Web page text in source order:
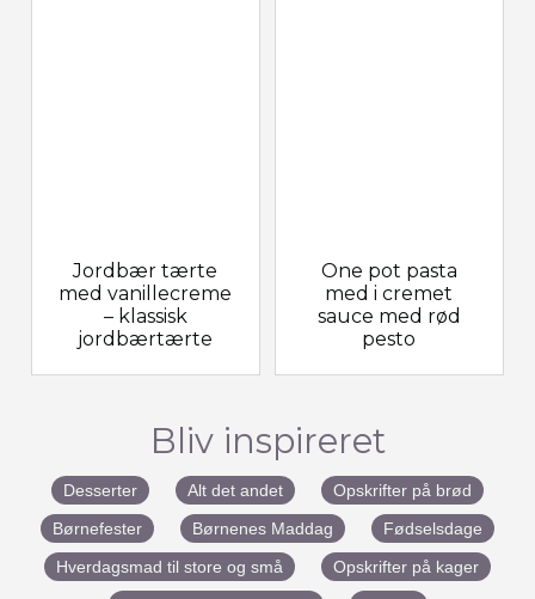
Jordbær tærte
med vanillecreme
– klassisk
jordbærtærte
One pot pasta
med i cremet
sauce med rød
pesto
Bliv inspireret
Desserter Alt det andet
Opskrifter på brød
Børnefester
Børnenes Maddag
Fødselsdage
Hverdagsmad til store og små
Opskrifter på kager